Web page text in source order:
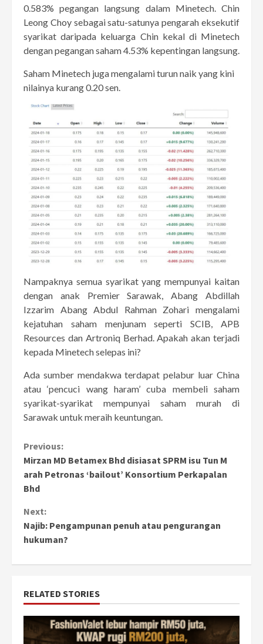
0.583% pegangan langsung dalam Minetech. Chin
Leong Choy sebagai satu-satunya pengarah eksekutif
syarikat daripada keluarga Chin kekal di Minetech
dengan pegangan saham 4.53% kepentingan langsung.
Saham Minetech juga mengalami turun naik yang kini
nilainya kurang 0.20 sen.
Nampaknya semua syarikat yang mempunyai kaitan
dengan anak Premier Sarawak, Abang Abdillah
Izzarim Abang Abdul Rahman Zohari mengalami
kejatuhan saham menjunam seperti SCIB, APB
Resources dan Artroniq Berhad. Apakah akan terjadi
kepada Minetech selepas ini?
Ada sumber mendakwa terdapat pelabur luar China
atau ‘pencuci wang haram’ cuba membeli saham
syarikat-syarikat mempunyai saham murah di
Sarawak untuk meraih keuntungan.
Continue
Reading
Previous:
Mirzan MD Betamex Bhd disiasat SPRM isu Tun M
arah Petronas ‘bailout’ Konsortium Perkapalan
Bhd
Next:
Najib: Pengampunan penuh atau pengurangan
hukuman?
RELATED STORIES